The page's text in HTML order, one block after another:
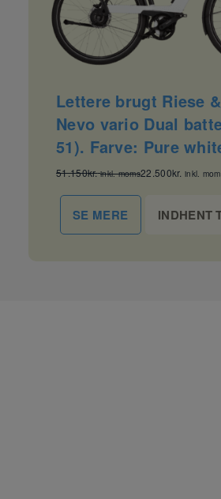
Lettere brugt Riese
Nevo vario Dual
51). Farve: Pure
51.150kr. inkl. moms22.500kr. inkl.
SE MERE INDHENT